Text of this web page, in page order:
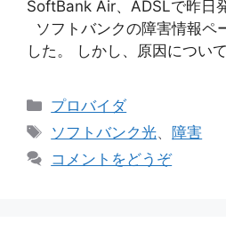
SoftBank Air、ADSLで昨日
ソフトバンクの障害情報ペ
した。 しかし、原因につい
カ
テ
リ
プロバイダ
タ
ソフトバンク光、障害
コメントをどうぞ